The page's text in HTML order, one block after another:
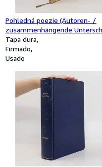
Pohledná poezie (Autoren- /
zusammenhängende
Tapa dura
Firmado
Usado